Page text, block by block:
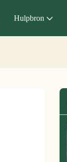
Hulpbron